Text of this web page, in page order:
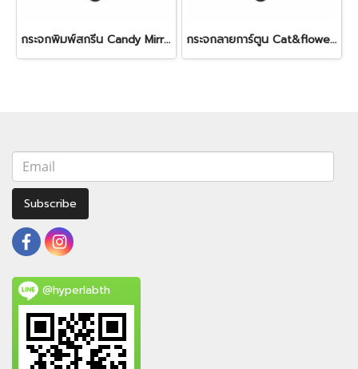
กระจกพิมพ์สกรีน Candy Mirror กระจกลายการ์ตูน Cat&flower Mirror
Subscribe
@hyperlabth